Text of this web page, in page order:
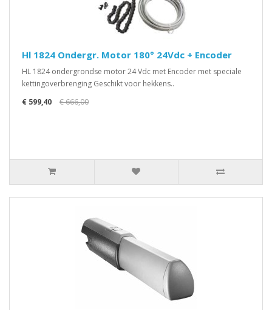
Hl 1824 Ondergr. Motor 180° 24Vdc + Encoder
HL 1824 ondergrondse motor 24 Vdc met Encoder met speciale
kettingoverbrenging Geschikt voor hekkens..
€ 599,40
€ 666,00